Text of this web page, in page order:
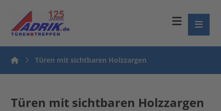
Türen mit sichtbaren Holzzargen
Türen mit sichtbaren Holzzargen